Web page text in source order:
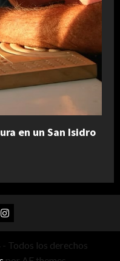
en un San Isidro
Instagram
Todos los derechos